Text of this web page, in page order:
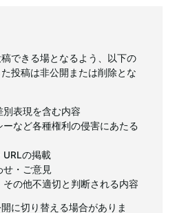
できる場となるよう、以下の
投稿は非公開または削除とな
表現を含む内容
など各種権利の侵害にあたる
URLの掲載
せ・ご意見
の他不適切と判断される内容
に切り替える場合がありま